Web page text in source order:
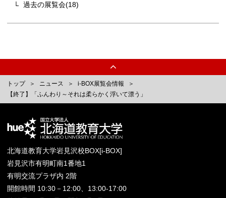
過去の展覧会(18)
トップ ニュース
i-BOX展覧会情報
【終了】「ふんわり～それは柔らかく浮いて漂う」
北海道教育大学岩見沢校BOX[i-BOX]
岩見沢市有明町南1番地1
有明交流プラザ内 2階
開館時間 10:30－12:00、13:00-17:00